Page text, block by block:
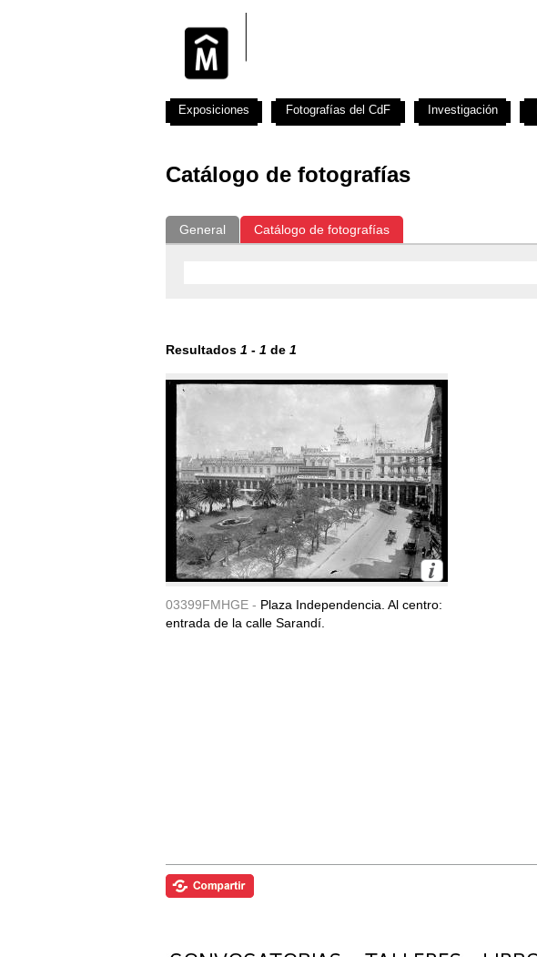
Catálogo de fotografías
General Catálogo de fotografías
Resultados 1 - 1 de 1
03399FMHGE - Plaza Independencia. Al centro:
entrada de la calle Sarandí.
Exposiciones Fotografías del CdF Investigación